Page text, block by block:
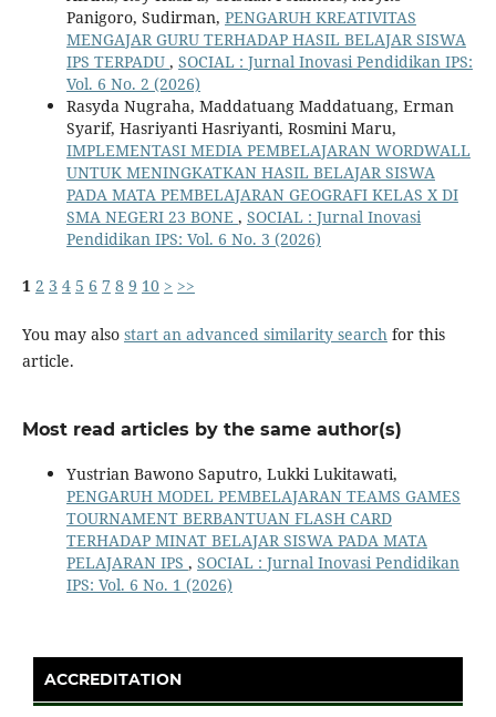
Panigoro, Sudirman, PENGARUH KREATIVITAS
MENGAJAR GURU TERHADAP HASIL BELAJAR SISWA
IPS TERPADU , SOCIAL : Jurnal Inovasi Pendidikan IPS:
Vol. 6 No. 2 (2026)
Rasyda Nugraha, Maddatuang Maddatuang, Erman
Syarif, Hasriyanti Hasriyanti, Rosmini Maru,
IMPLEMENTASI MEDIA PEMBELAJARAN WORDWALL
UNTUK MENINGKATKAN HASIL BELAJAR SISWA
PADA MATA PEMBELAJARAN GEOGRAFI KELAS X DI
SMA NEGERI 23 BONE , SOCIAL : Jurnal Inovasi
Pendidikan IPS: Vol. 6 No. 3 (2026)
1 2 3 4 5 6 7 8 9 10 > >>
You may also start an advanced similarity searchfor this
article.
Most read articles by the same author(s)
Yustrian Bawono Saputro, Lukki Lukitawati,
PENGARUH MODEL PEMBELAJARAN TEAMS GAMES
TOURNAMENT BERBANTUAN FLASH CARD
TERHADAP MINAT BELAJAR SISWA PADA MATA
PELAJARAN IPS , SOCIAL : Jurnal Inovasi Pendidikan
IPS: Vol. 6 No. 1 (2026)
ACCREDITATION